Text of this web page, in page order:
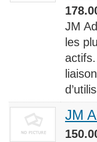
JM
les
JM